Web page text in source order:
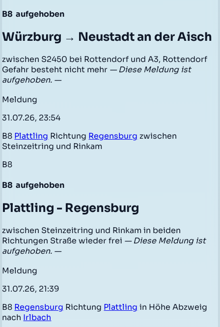
B8 aufgehoben
Würzburg → Neustadt an der Aisch
zwischen S2450 bei Rottendorf und A3, Rottendorf
Gefahr besteht nicht mehr — Diese Meldung ist
aufgehoben. —
Meldung
31.07.26, 23:54
B8 Plattling Richtung Regensburg zwischen
Steinzeitring und Rinkam
B8
B8 aufgehoben
Plattling - Regensburg
zwischen Steinzeitring und Rinkam in beiden
Richtungen Straße wieder frei — Diese Meldung ist
aufgehoben. —
Meldung
31.07.26, 21:39
B8 Regensburg Richtung Plattling in Höhe Abzweig
nach Irlbach